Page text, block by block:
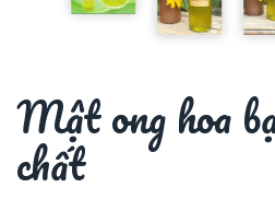
Mật ong hoa
chất